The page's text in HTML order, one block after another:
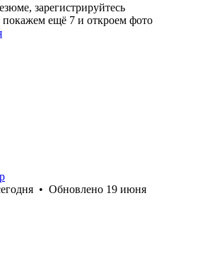
зарегистрируйтесь
покажем ещё 7 и откроем фото
• Обновлено 19 июня